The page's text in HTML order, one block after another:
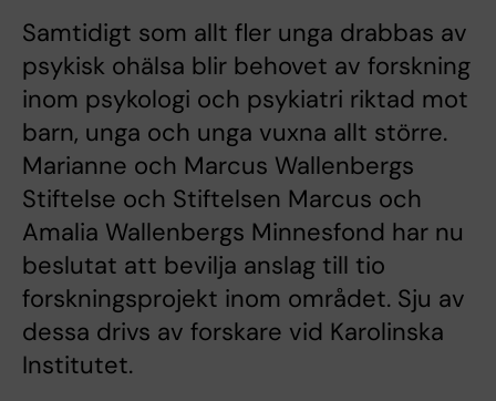
Samtidigt som allt fler unga drabbas av
psykisk ohälsa blir behovet av forskning
inom psykologi och psykiatri riktad mot
barn, unga och unga vuxna allt större.
Marianne och Marcus Wallenbergs
Stiftelse och Stiftelsen Marcus och
Amalia Wallenbergs Minnesfond har nu
beslutat att bevilja anslag till tio
forskningsprojekt inom området. Sju av
dessa drivs av forskare vid Karolinska
Institutet.